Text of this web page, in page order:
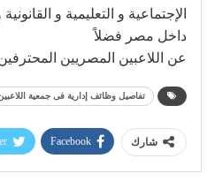
الإجتماعية و التعليمية و
داخل مصر فضلاً
عن اللاعبين المصريين
تفاصيل وظائف إدارية فى جمعية
شارك Facebook